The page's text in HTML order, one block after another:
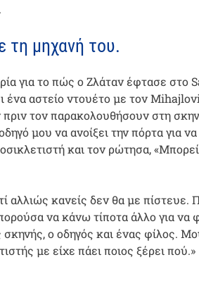
τη μηχανή του.
για το πώς ο Ζλάταν έφτασε στο
ένα αστείο ντουέτο με τον
τον παρακολουθήσουν στη
μου να ανοίξει την πόρτα για
και τον ρώτησα,
αλλιώς κανείς δεν θα με πίστευε.
να κάνω τίποτα άλλο για να
ο οδηγός και ένας φίλος.
με είχε πάει ποιος ξέρει πού.»